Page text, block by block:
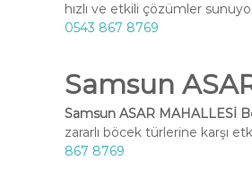
hızlı ve etkili çözümler
0543 867 8769
Samsun
Samsun ASAR MAHALLESİ
zararlı böcek türlerine karşı
867 8769